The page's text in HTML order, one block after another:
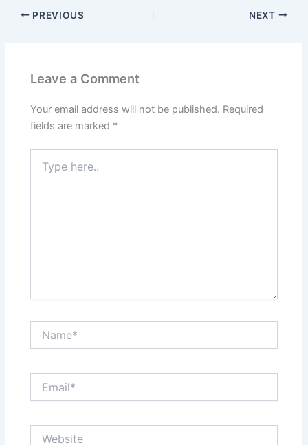
PREVIOUS NEXT
Leave a Comment
Your email address will not be published. Required
fields are marked *
here..